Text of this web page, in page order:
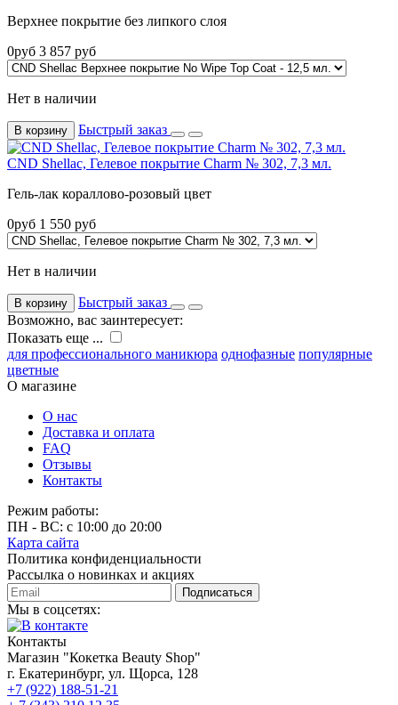
Верхнее покрытие без липкого слоя
0руб 3 857 руб
Нет в наличии
В корзину Быстрый заказ
CND Shellac, Гелевое покрытие Charm № 302, 7,3 мл.
Гель-лак кораллово-розовый цвет
0руб 1 550 руб
Нет в наличии
В корзину
Быстрый заказ
Возможно, вас заинтересует:
Показать еще ...
для профессионального маникюра однофазные популярные
цветные
О магазине
О нас
Доставка и оплата
FAQ
Отзывы
Контакты
Режим работы:
ПН - ВС: с 10:00 до 20:00
Карта сайта
Политика конфиденциальности
Рассылка о новинках и акциях
Подписаться
Мы в соцсетях:
Контакты
Магазин "Кокетка Beauty Shop"
г. Екатеринбург, ул. Щорса, 128
+7 (922) 188-51-21